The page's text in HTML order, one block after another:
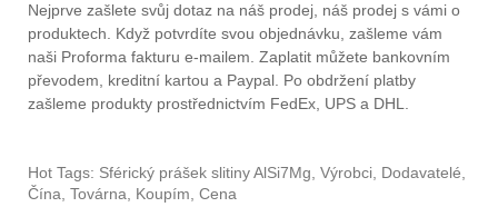
Nejprve zašlete svůj dotaz na náš prodej, náš prodej s vámi o
produktech. Když potvrdíte svou objednávku, zašleme vám
naši Proforma fakturu e-mailem. Zaplatit můžete bankovním
převodem, kreditní kartou a Paypal. Po obdržení platby
zašleme produkty prostřednictvím FedEx, UPS a DHL.
Hot Tags: Sférický prášek slitiny AlSi7Mg, Výrobci, Dodavatelé,
Čína, Továrna, Koupím, Cena